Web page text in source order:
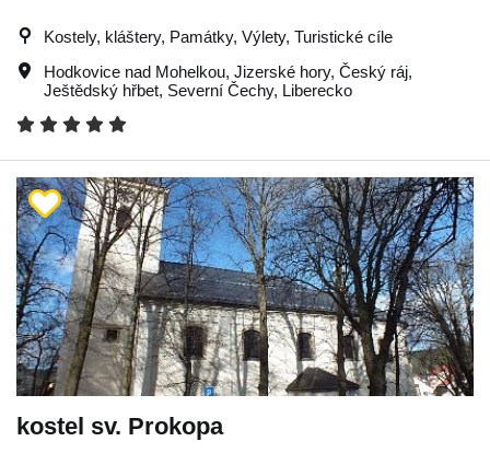
Kostely, kláštery, Památky, Výlety, Turistické cíle
Hodkovice nad Mohelkou, Jizerské hory, Český ráj,
Ještědský hřbet, Severní Čechy, Liberecko
kostel sv. Prokopa